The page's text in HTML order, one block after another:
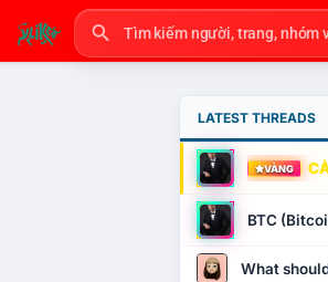
LATEST THREADS
VÀNG
BTC
What